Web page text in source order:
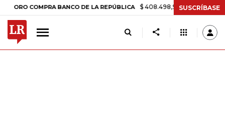
COMPRA BANCO DE LA REPÚBLICA $ 408.498,97 +$ 8.753,81 +2,19%
SUSCRÍBASE